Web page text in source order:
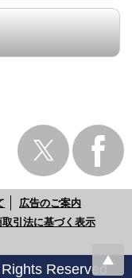
広告のご案内
取引法に基づく表示
Reserved